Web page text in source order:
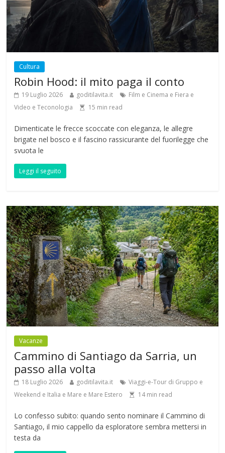
Cultura
Robin Hood: il mito paga il conto
19 Luglio 2026 goditilavita.it
Film e Cinema e Fiera e
Video e Teconologia
15 min read
Dimenticate le frecce scoccate con eleganza, le allegre
brigate nel bosco e il fascino rassicurante del fuorilegge che
svuota le
Leggi il seguito
Vacanze
Cammino di Santiago da Sarria, un
passo alla volta
18 Luglio 2026 goditilavita.it
Viaggi-e-Tour di Gruppo e
Weekend e Italia e Mare e Mare Estero
14min read
Lo confesso subito: quando sento nominare il Cammino di
Santiago, il mio cappello da esploratore sembra mettersi in
testa da